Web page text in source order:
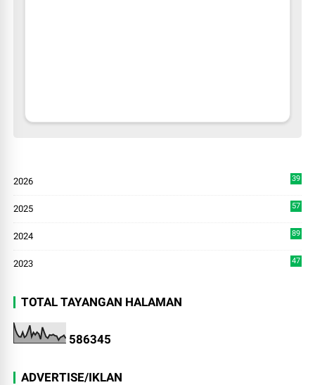
2026
39
2025
57
2024
89
2023 47
TOTAL TAYANGAN HALAMAN
586345
ADVERTISE/IKLAN